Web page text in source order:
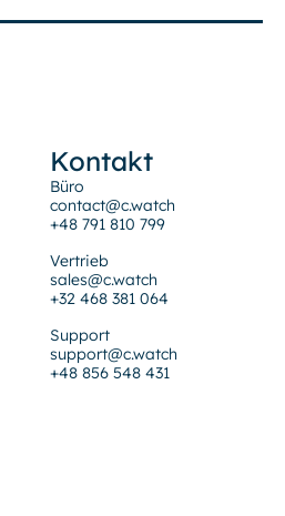
Kontakt
Büro
contact@c.watch
+48 791 810 799
Vertrieb
sales@c.watch
+32 468 381 064
Support
support@c.watch
+48 856 548 431